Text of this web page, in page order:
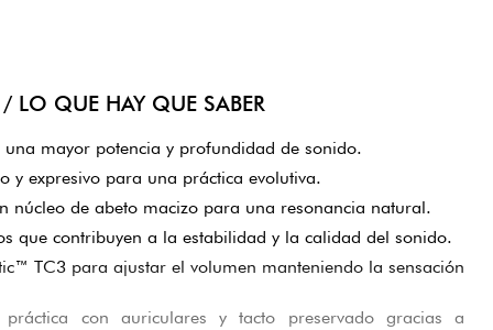
LO QUE HAY QUE SABER
mayor potencia y profundidad de sonido.
y expresivo para una práctica evolutiva.
núcleo de abeto macizo para una resonancia natural.
que contribuyen a la estabilidad y la calidad del sonido.
TC3 para ajustar el volumen manteniendo la sensación
con auriculares y tacto preservado gracias a